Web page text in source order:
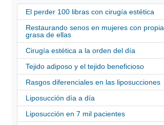
El perder 100 libras con cirugía estética
Restaurando senos en mujeres con propia
grasa de ellas
Cirugía estética a la orden del día
Tejido adiposo y el tejido beneficioso
Rasgos diferenciales en las liposucciones
Liposucción día a día
Liposucción en 7 mil pacientes